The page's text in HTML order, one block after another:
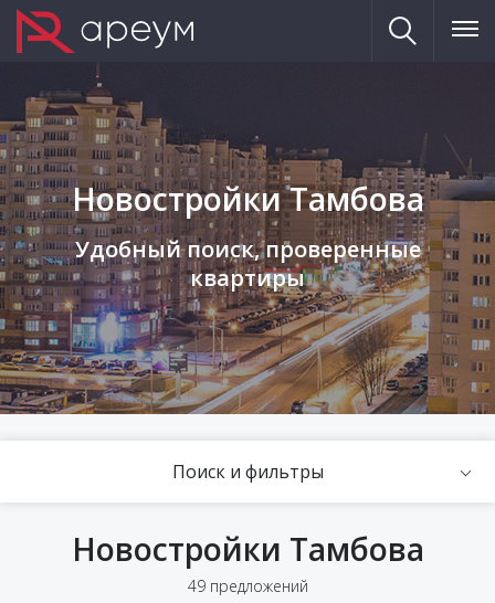
Новостройки Тамбова
Удобный поиск, проверенные
квартиры
Поиск и фильтры
Новостройки Тамбова
49 предложений